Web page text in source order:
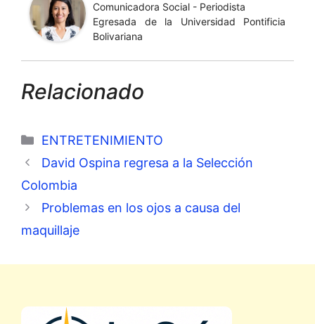
Comunicadora Social - Periodista
Egresada de la Universidad Pontificia
Bolivariana
Relacionado
Categorías
ENTRETENIMIENTO
David Ospina regresa a la Selección
Colombia
Problemas en los ojos a causa del
maquillaje